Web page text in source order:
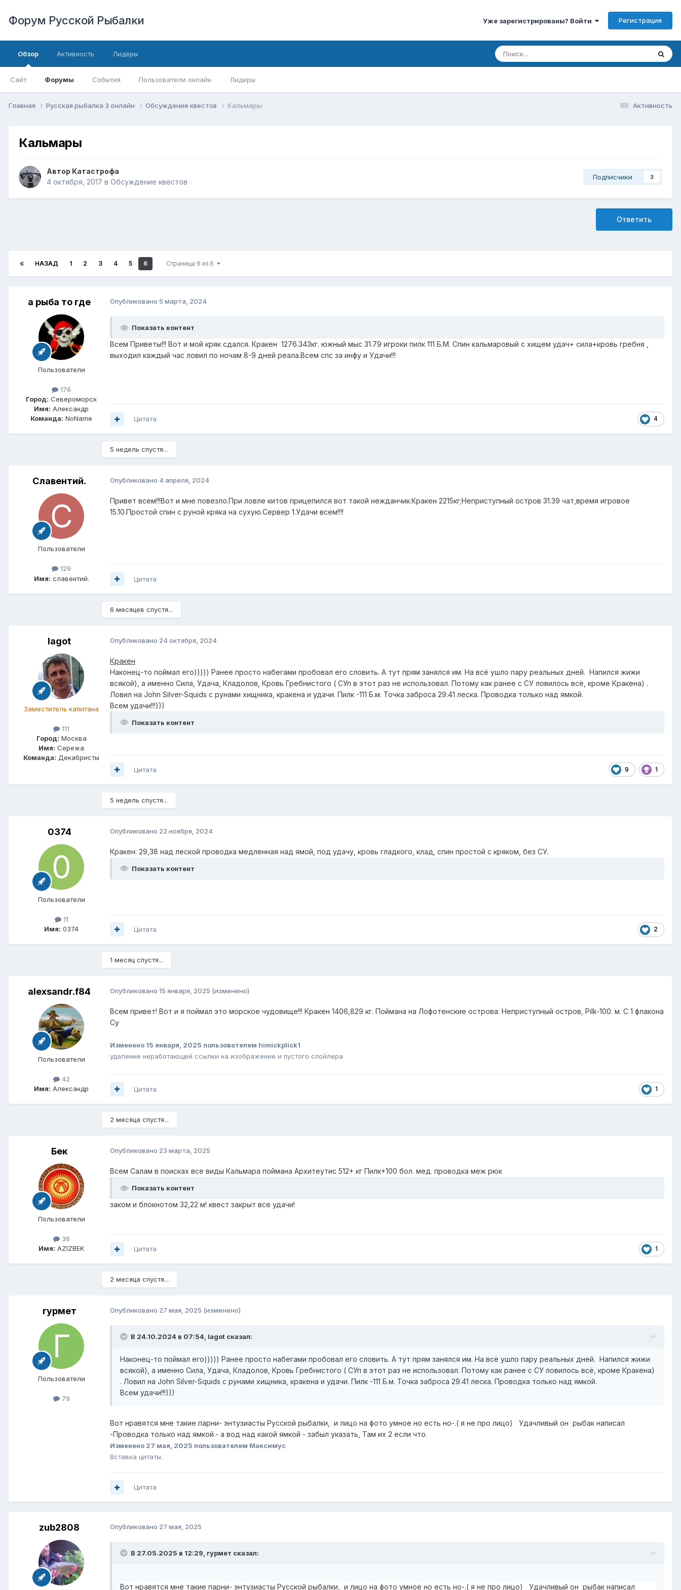
Форум Русской Рыбалки Уже зарегистрированы? Войти Регистрация
Обзор
Сайт Форумы События Пользователи онлайн Лидеры
Активность Лидеры
Активность
Главная Русская рыбалка 3 онлайн Обсуждение квестов Кальмары
Кальмары
Автор Катастрофа
4 октября, 2017 в Обсуждение квестов
Подписчики 3
Ответить
НАЗАД 1 2 3 4 5 6 Страница 6 из 6
а рыба то где
Пользователи
176
Город: Североморск
Имя: Александр
Команда: NoName
Опубликовано 5 марта, 2024
Показать контент
Всем Приветы!!! Вот и мой кряк сдался. Кракен 1276.343кг. южный мыс 31.79 игроки пилк 111 Б.М. Спин кальмаровый с хищем удач+ сила+кровь гребня ,
выходил каждый час ловил по ночам 8-9 дней реала.Всем спс за инфу и Удачи!!!
4
Цитата
5 недель спустя...
Славентий.
Пользователи
129
Имя: славентий.
Опубликовано 4 апреля, 2024
Привет всем!!!Вот и мне повезло.При ловле китов прицепился вот такой нежданчик.Кракен 2215кг;Неприступный остров 31.39 чат,время игровое
15.10.Простой спин с руной кряка на сухую.Сервер 1.Удачи всем!!!!
Цитата
6 месяцев спустя...
lagot
Заместитель капитана
111
Город: Москва
Имя: Сережа
Команда: Декабристы
Опубликовано 24 октября, 2024
Кракен
Наконец-то поймал его))))) Ранее просто набегами пробовал его словить. А тут прям занялся им. На всё ушло пару реальных дней. Напился жижи
всякой), а именно Сила, Удача, Кладолов, Кровь Гребнистого ( СУп в этот раз не использовал. Потому как ранее с СУ ловилось всё, кроме Кракена) .
Ловил на John Silver-Squids с рунами хищника, кракена и удачи. Пилк -111 Б.м. Точка заброса 29.41 леска. Проводка только над ямкой.
Всем удачи!!!)))
Показать контент
9 1
Цитата
5 недель спустя...
0374
Пользователи
11
Имя: 0374
Опубликовано 22 ноября, 2024
Кракен: 29,38 над леской проводка медленная над ямой, под удачу, кровь гладкого, клад, спин простой с кряком, без СУ.
Показать контент
2
Цитата
1 месяц спустя...
alexsandr.f84
Пользователи
42
Имя: Александр
Опубликовано 15 января, 2025 (изменено)
Всем привет! Вот и я поймал это морское чудовище!!! Кракен 1406,829 кг. Поймана на Лофотенские острова: Неприступный остров, Pilk-100. м. С 1 флакона
Су
Изменено 15 января, 2025 пользователем himickplick1
удаление неработающей ссылки на изображение и пустого спойлера
1
Цитата
2 месяца спустя...
Бек
Пользователи
36
Имя: AZIZBEK
Опубликовано 23 марта, 2025
Всем Салам в поисках все виды Кальмара поймана Архитеутис 512+ кг Пилк+100 бол. мед. проводка меж рюк
Показать контент
заком и блокнотом 32,22 м! квест закрыт все удачи!
1
Цитата
2 месяца спустя...
гурмет
Пользователи
79
Опубликовано 27 мая, 2025 (изменено)
В 24.10.2024 в 07:54, lagot сказал:
Наконец-то поймал его))))) Ранее просто набегами пробовал его словить. А тут прям занялся им. На всё ушло пару реальных дней. Напился жижи
всякой), а именно Сила, Удача, Кладолов, Кровь Гребнистого ( СУп в этот раз не использовал. Потому как ранее с СУ ловилось всё, кроме Кракена)
. Ловил на John Silver-Squids с рунами хищника, кракена и удачи. Пилк -111 Б.м. Точка заброса 29.41 леска. Проводка только над ямкой.
Всем удачи!!!)))
Вот нравятся мне такие парни- энтузиасты Русской рыбалки, и лицо на фото умное но есть но-.( я не про лицо) Удачливый он рыбак написал
-Проводка только над ямкой.- а вод над какой ямкой - забыл указать, Там их 2 если что.
Изменено 27 мая, 2025 пользователем Максимус
Вставка цитаты.
Цитата
zub2808 Опубликовано 27 мая, 2025
В 27.05.2025 в 12:29, гурмет сказал:
Вот нравятся мне такие парни- энтузиасты Русской рыбалки, и лицо на фото умное но есть но-.( я не про лицо) Удачливый он рыбак написал